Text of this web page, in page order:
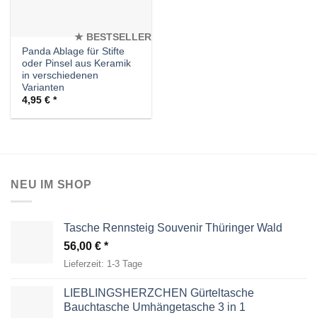
★ BESTSELLER
Panda Ablage für Stifte
oder Pinsel aus Keramik
in verschiedenen
Varianten
4,95€
NEU IM SHOP
Tasche Rennsteig Souvenir Thüringer Wald
56,00 €
Lieferzeit: 1-3 Tage
LIEBLINGSHERZCHEN Gürteltasche
Bauchtasche Umhängetasche 3 in 1